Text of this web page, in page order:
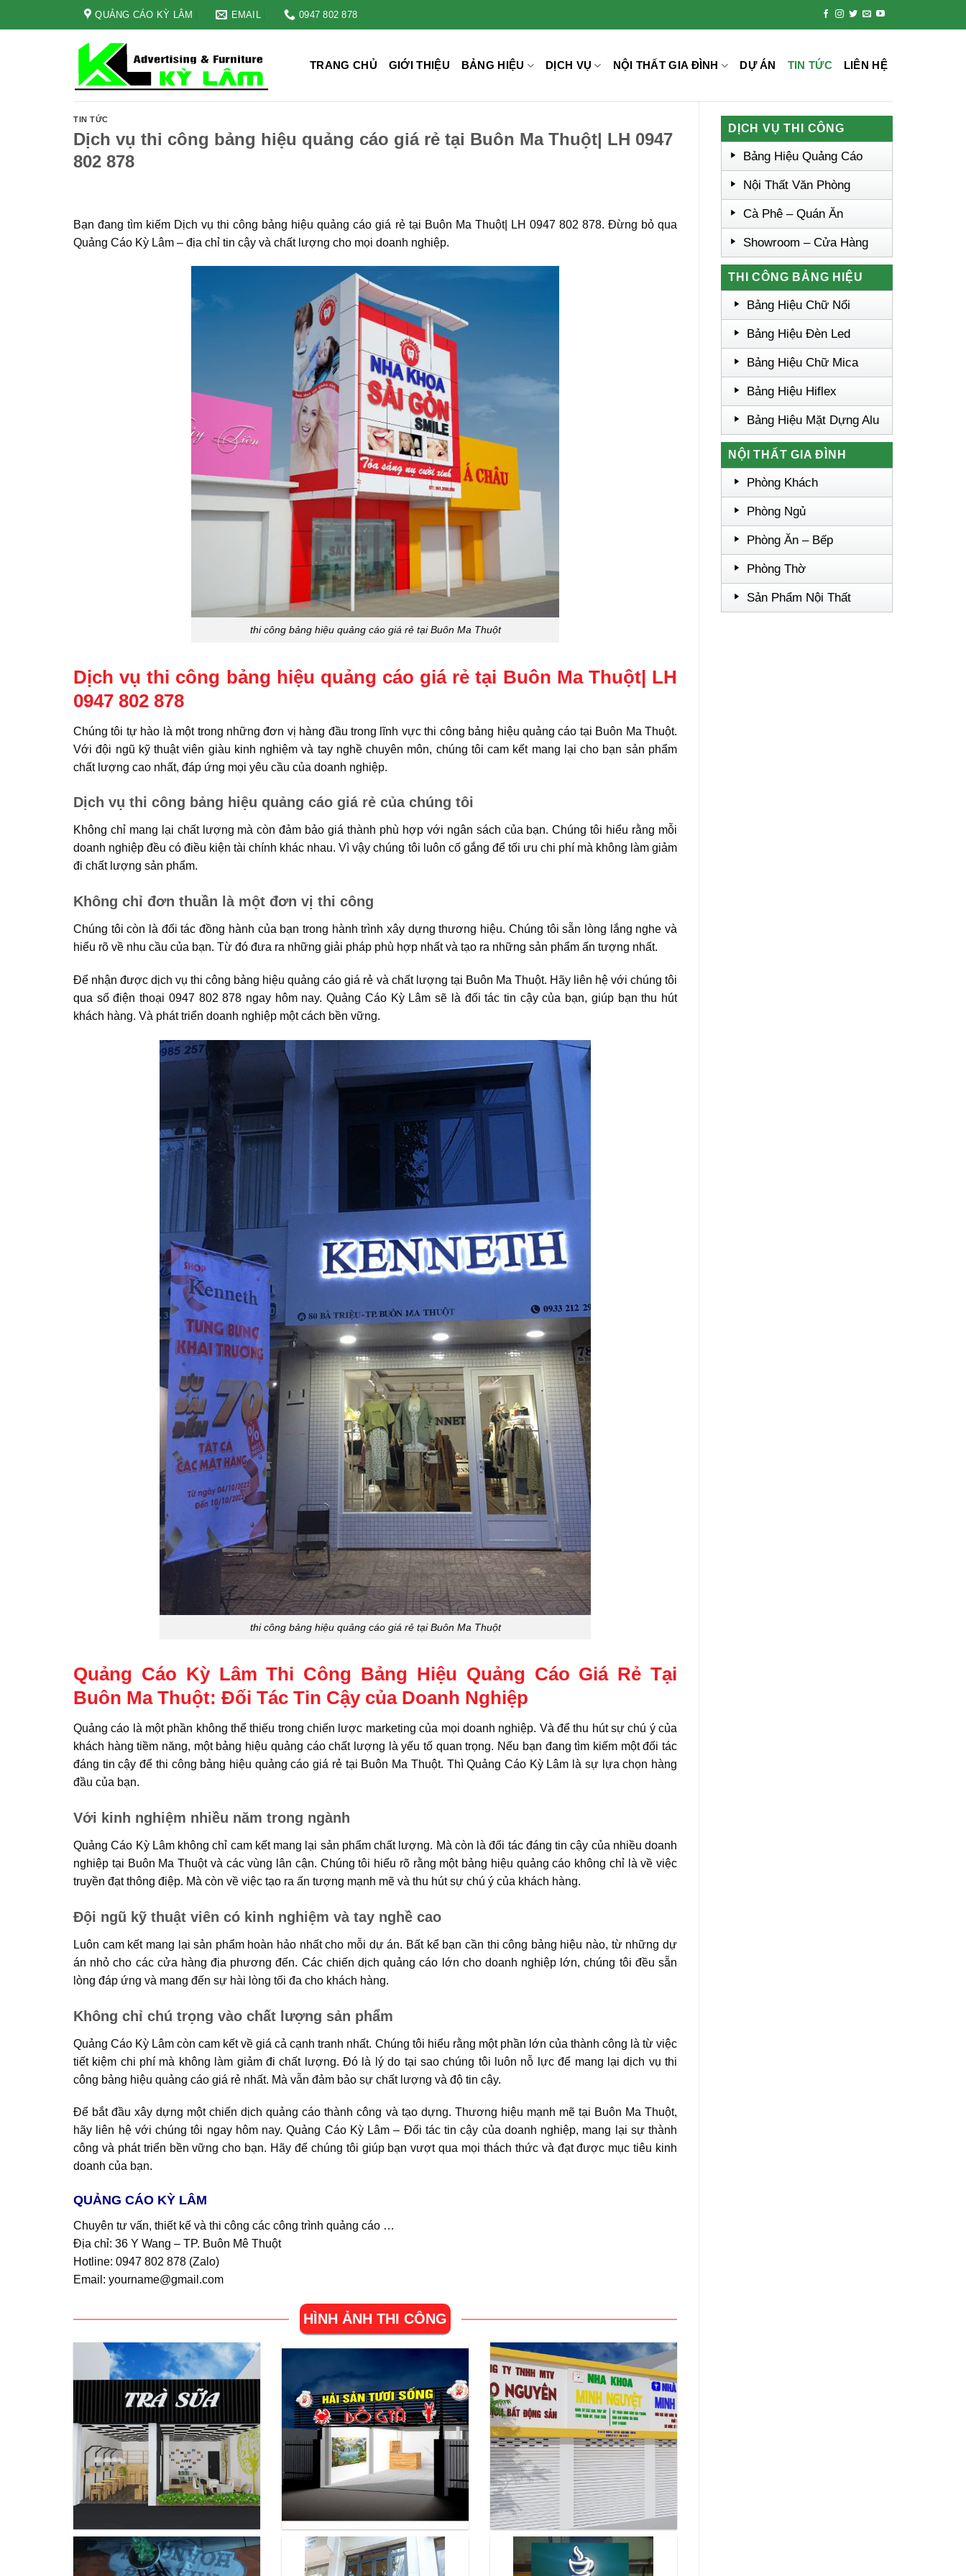
QUẢNG CÁO KỲ LÂM EMAIL 0947 802 878
TRANG CHỦ GIỚI THIỆU BẢNG HIỆU DỊCH VỤ NỘI THẤT GIA ĐÌNH DỰ ÁN TIN TỨC LIÊN HỆ
TIN TỨC
Dịch vụ thi công bảng hiệu quảng cáo giá rẻ tại Buôn Ma Thuột| LH 0947
802 878
Bạn đang tìm kiếm Dịch vụ thi công bảng hiệu quảng cáo giá rẻ tại Buôn Ma Thuột| LH 0947 802 878. Đừng bỏ qua
Quảng Cáo Kỳ Lâm – địa chỉ tin cậy và chất lượng cho mọi doanh nghiệp.
thi công bảng hiệu quảng cáo giá rẻ tại Buôn Ma Thuột
Dịch vụ thi công bảng hiệu quảng cáo giá rẻ tại Buôn Ma Thuột| LH
0947 802 878
Chúng tôi tự hào là một trong những đơn vị hàng đầu trong lĩnh vực thi công bảng hiệu quảng cáo tại Buôn Ma Thuột.
Với đội ngũ kỹ thuật viên giàu kinh nghiệm và tay nghề chuyên môn, chúng tôi cam kết mang lại cho bạn sản phẩm
chất lượng cao nhất, đáp ứng mọi yêu cầu của doanh nghiệp.
Dịch vụ thi công bảng hiệu quảng cáo giá rẻ của chúng tôi
Không chỉ mang lại chất lượng mà còn đảm bảo giá thành phù hợp với ngân sách của bạn. Chúng tôi hiểu rằng mỗi
doanh nghiệp đều có điều kiện tài chính khác nhau. Vì vậy chúng tôi luôn cố gắng để tối ưu chi phí mà không làm giảm
đi chất lượng sản phẩm.
Không chỉ đơn thuần là một đơn vị thi công
Chúng tôi còn là đối tác đồng hành của bạn trong hành trình xây dựng thương hiệu. Chúng tôi sẵn lòng lắng nghe và
hiểu rõ về nhu cầu của bạn. Từ đó đưa ra những giải pháp phù hợp nhất và tạo ra những sản phẩm ấn tượng nhất.
Để nhận được dịch vụ thi công bảng hiệu quảng cáo giá rẻ và chất lượng tại Buôn Ma Thuột. Hãy liên hệ với chúng tôi
qua số điện thoại 0947 802 878 ngay hôm nay. Quảng Cáo Kỳ Lâm sẽ là đối tác tin cậy của bạn, giúp bạn thu hút
khách hàng. Và phát triển doanh nghiệp một cách bền vững.
thi công bảng hiệu quảng cáo giá rẻ tại Buôn Ma Thuột
Quảng Cáo Kỳ Lâm Thi Công Bảng Hiệu Quảng Cáo Giá Rẻ Tại
Buôn Ma Thuột: Đối Tác Tin Cậy của Doanh Nghiệp
Quảng cáo là một phần không thể thiếu trong chiến lược marketing của mọi doanh nghiệp. Và để thu hút sự chú ý của
khách hàng tiềm năng, một bảng hiệu quảng cáo chất lượng là yếu tố quan trọng. Nếu bạn đang tìm kiếm một đối tác
đáng tin cậy để thi công bảng hiệu quảng cáo giá rẻ tại Buôn Ma Thuột. Thì Quảng Cáo Kỳ Lâm là sự lựa chọn hàng
đầu của bạn.
Với kinh nghiệm nhiều năm trong ngành
Quảng Cáo Kỳ Lâm không chỉ cam kết mang lại sản phẩm chất lượng. Mà còn là đối tác đáng tin cậy của nhiều doanh
nghiệp tại Buôn Ma Thuột và các vùng lân cận. Chúng tôi hiểu rõ rằng một bảng hiệu quảng cáo không chỉ là về việc
truyền đạt thông điệp. Mà còn về việc tạo ra ấn tượng mạnh mẽ và thu hút sự chú ý của khách hàng.
Đội ngũ kỹ thuật viên có kinh nghiệm và tay nghề cao
Luôn cam kết mang lại sản phẩm hoàn hảo nhất cho mỗi dự án. Bất kể bạn cần thi công bảng hiệu nào, từ những dự
án nhỏ cho các cửa hàng địa phương đến. Các chiến dịch quảng cáo lớn cho doanh nghiệp lớn, chúng tôi đều sẵn
lòng đáp ứng và mang đến sự hài lòng tối đa cho khách hàng.
Không chỉ chú trọng vào chất lượng sản phẩm
Quảng Cáo Kỳ Lâm còn cam kết về giá cả cạnh tranh nhất. Chúng tôi hiểu rằng một phần lớn của thành công là từ việc
tiết kiệm chi phí mà không làm giảm đi chất lượng. Đó là lý do tại sao chúng tôi luôn nỗ lực để mang lại dịch vụ thi
công bảng hiệu quảng cáo giá rẻ nhất. Mà vẫn đảm bảo sự chất lượng và độ tin cậy.
Để bắt đầu xây dựng một chiến dịch quảng cáo thành công và tạo dựng. Thương hiệu mạnh mẽ tại Buôn Ma Thuột,
hãy liên hệ với chúng tôi ngay hôm nay. Quảng Cáo Kỳ Lâm – Đối tác tin cậy của doanh nghiệp, mang lại sự thành
công và phát triển bền vững cho bạn. Hãy để chúng tôi giúp bạn vượt qua mọi thách thức và đạt được mục tiêu kinh
doanh của bạn.
QUẢNG CÁO KỲ LÂM
Chuyên tư vấn, thiết kế và thi công các công trình quảng cáo …
Địa chỉ: 36 Y Wang – TP. Buôn Mê Thuột
Hotline: 0947 802 878 (Zalo)
Email: yourname@gmail.com
HÌNH ẢNH THI CÔNG
DỊCH VỤ THI CÔNG
Bảng Hiệu Quảng Cáo
Nội Thất Văn Phòng
Cà Phê – Quán Ăn
Showroom – Cửa Hàng
THI CÔNG BẢNG HIỆU
Bảng Hiệu Chữ Nổi
Bảng Hiệu Đèn Led
Bảng Hiệu Chữ Mica
Bảng Hiệu Hiflex
Bảng Hiệu Mặt Dựng Alu
NỘI THẤT GIA ĐÌNH
Phòng Khách
Phòng Ngủ
Phòng Ăn – Bếp
Phòng Thờ
Sản Phẩm Nội Thất